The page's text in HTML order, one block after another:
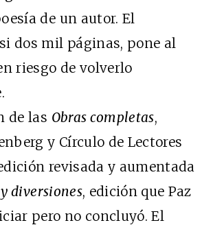
de un autor. El
dos mil páginas, pone al
riesgo de volverlo
de las Obras completas,
y Círculo de Lectores
revisada y aumentada
diversiones, edición que Paz
pero no concluyó. El